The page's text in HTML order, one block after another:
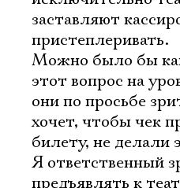
заставляют
пристеплеривать.
Можно было бы
этот вопрос на
они по просьбе
хочет, чтобы чек
билету, не делали
Я ответственный
предъявлять к